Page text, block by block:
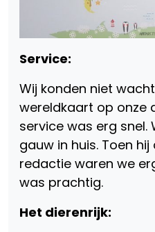
Service:
Wij konden niet
wereldkaart op onze
service was erg snel.
gauw in huis. Toen
redactie waren we
was prachtig.
Het dierenrijk: